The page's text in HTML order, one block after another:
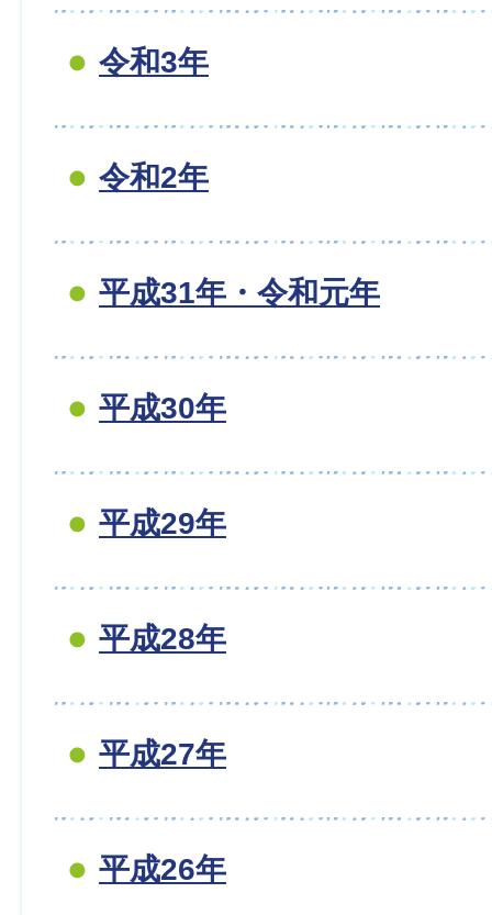
令和3年
令和2年
平成31年・令和元年
平成30年
平成29年
平成28年
平成27年
平成26年